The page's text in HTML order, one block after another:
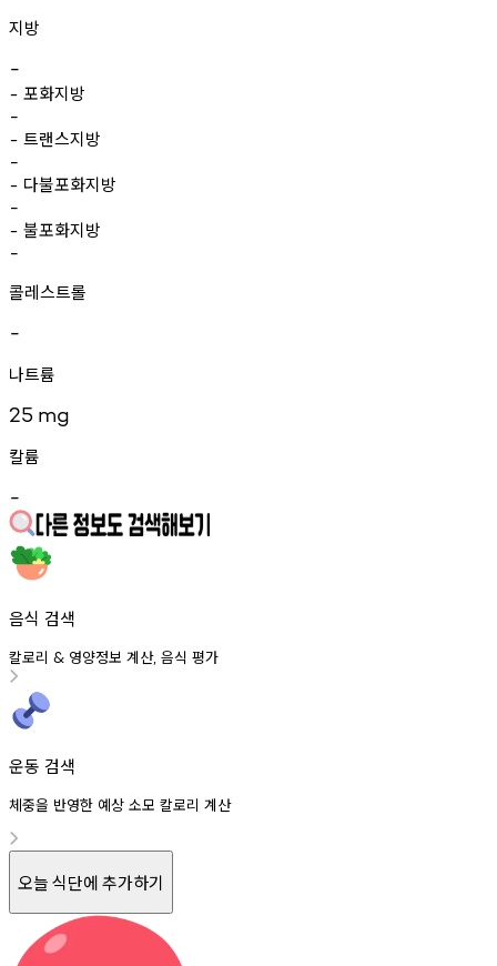
지방
-
- 포화지방
-
- 트랜스지방
-
- 다불포화지방
-
- 불포화지방
-
콜레스트롤
-
나트륨
25 mg
칼륨
-
음식 검색
칼로리 & 영양정보 계산, 음식 평가
운동 검색
체중을 반영한 예상 소모 칼로리 계산
오늘 식단에 추가하기